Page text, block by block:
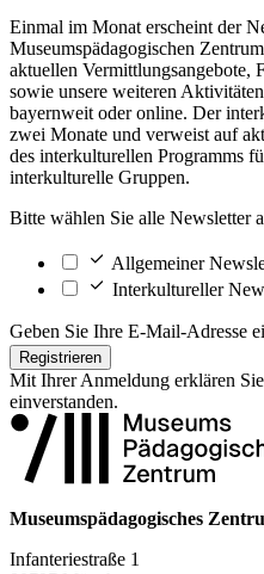
Einmal im Monat erscheint der
Museumspädagogischen
aktuellen Vermittlungsangebote,
sowie unsere weiteren
bayernweit oder online. Der
zwei Monate und verweist auf
des interkulturellen Programms
interkulturelle Gruppen.
Bitte wählen Sie alle Newsletter
Allgemeiner
Interkultureller
Geben Sie Ihre E-Mail-Adresse
Registrieren
Mit Ihrer Anmeldung erklären
einverstanden.
Museumspädagogisches
Infanteriestraße 1